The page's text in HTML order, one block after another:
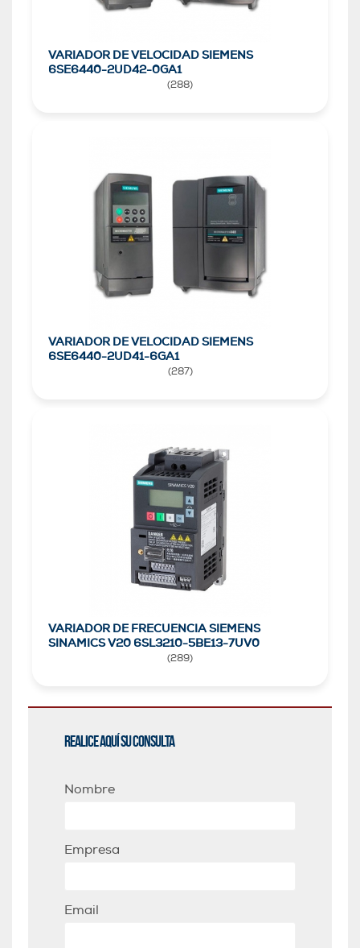
VARIADOR DE VELOCIDAD SIEMENS
6SE6440-2UD42-0GA1
(288)
VARIADOR DE VELOCIDAD SIEMENS
6SE6440-2UD41-6GA1
(287)
VARIADOR DE FRECUENCIA SIEMENS
SINAMICS V20 6SL3210-5BE13-7UV0
(289)
Realice aquí su consulta
Nombre
Empresa
Email